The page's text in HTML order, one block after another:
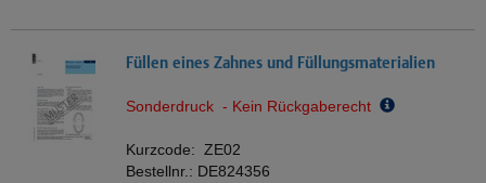
Füllen eines Zahnes und Füllungsmaterialien
Sonderdruck - Kein Rückgaberecht
Kurzcode: ZE02
Bestellnr.: DE824356